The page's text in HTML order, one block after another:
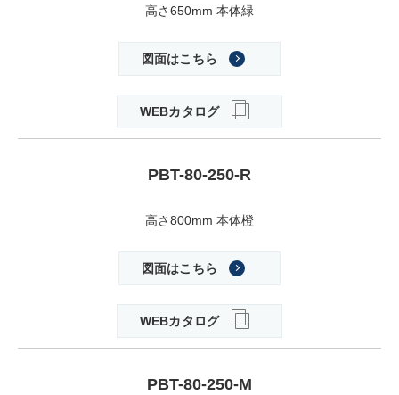
高さ650mm 本体緑
図面はこちら
WEBカタログ
PBT-80-250-R
高さ800mm 本体橙
図面はこちら
WEBカタログ
PBT-80-250-M